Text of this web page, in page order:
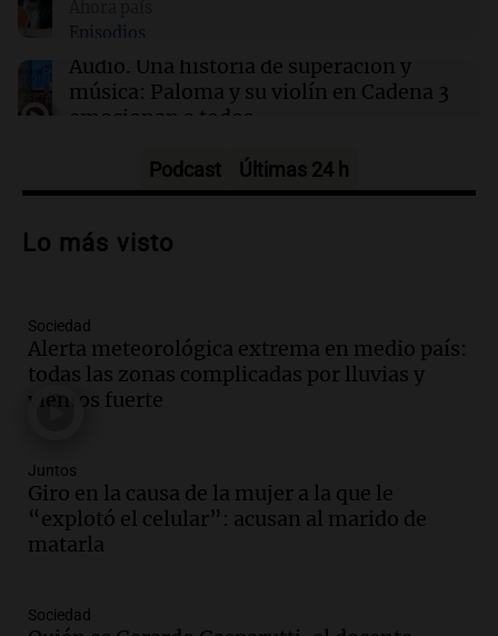
"Hicieron feliz a una palomita": la emotiva
entrega del violín a la hija del histórico
limpiavidrios
Episodios
Audio. Una historia de superación y
música: Paloma y su violín en Cadena 3
emocionan a todos
Audio.“Hicieron feliz a una palomita”:
histórico limpiavidrios
Audio.
criaderos: "La superpoblación de perros
y gatos es gravísima"
Noticias Rosario
Audio.
empleados sufrió consecuencias
negativas por sus redes sociales
El dato confiable
conmovedora historia de "El Duende" y
Podcast Últimas 24 h
Lo más visto
Sociedad
Alerta meteorológica extrema en medio país:
todas las zonas complicadas por lluvias y
vientos fuerte
Juntos
Giro en la causa de la mujer a la que le
“explotó el celular”: acusan al marido de
matarla
Sociedad